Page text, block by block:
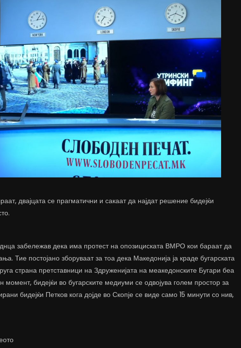
двајцата се прагматични и сакаат да најдат решение бидејќи
забележав дека има протест на опозициската ВМРО кои бараат да
Тие постојано зборуваат за тоа дека Македонија ја краде бугарската
страна претставници на Здруженијата на меакедонските Бугари беа
момент, бидејќи во бугарските медиуми се одвојува голем простор за
бидејќи Петков кога дојде во Скопје се виде само 15 минути со нив,